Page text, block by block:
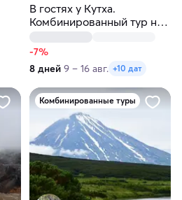
В гостях у Кутха.
Комбинированный тур на
-7%
8 дней 9 – 16 авг. +10 дат
Комбинированные туры